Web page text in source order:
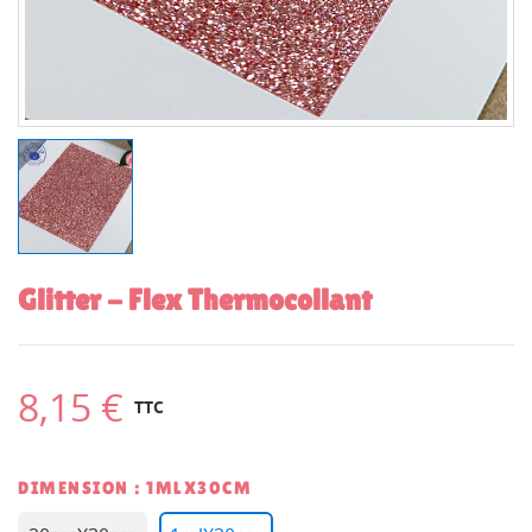
Glitter - Flex Thermocollant
8,15 € TTC
DIMENSION : 1MLX30CM